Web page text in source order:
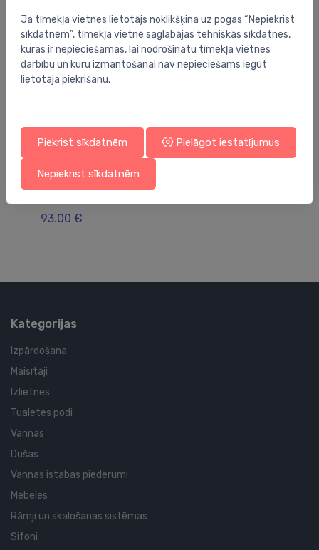
Elektriskie ūdens sildītāji
elektriskais ūdens sildītājs ES10V-SQM1, 10l,
93.00 €
Kategorijas
Izpārdošana
Maisītāji
Izlietnes
Tualetes podi
Vannas
Dušas
Vannas istabas piederumi
Mēbeles
Rāmji un skalošanas sistēmas
Sifoni
Ja tīmekļa vietnes lietotājs noklikšķina uz pogas “Nepiekrist
sīkdatnēm”, tīmekļa vietnē saglabājas tehniskās sīkdatnes,
kuras ir nepieciešamas, lai nodrošinātu tīmekļa vietnes
darbību un kuru izmantošanai nav nepieciešams iegūt
lietotāja piekrišanu.
Piekrist sīkdatnēm Pielāgot iestatījumus
Nepiekrist sīkdatnēm